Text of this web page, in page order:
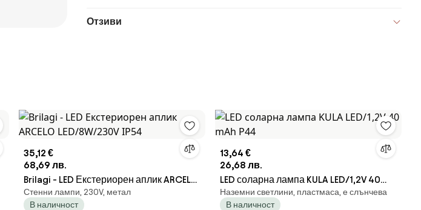
Отзиви
35,12 €
68,69 лв.
Brilagi - LED Екстериорен аплик ARCELO
LED/8W/230V IP54
Стенни лампи, 230V, метал
В наличност
13,64 €
26,68 лв.
LED соларна лампа KULA LED/1,2V 40
mAh P44
Наземни светлини, пластмаса, е слънчева
В наличност